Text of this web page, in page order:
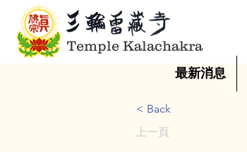
Temple Kalachakra
最新消息
< Back
上一頁